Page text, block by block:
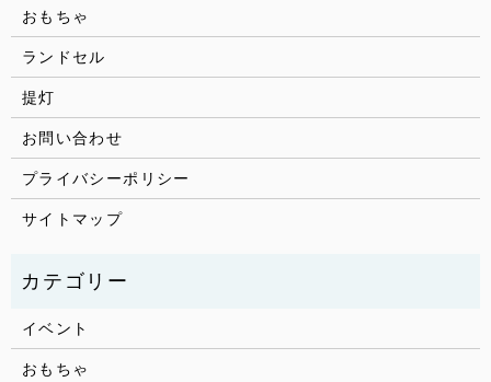
おもちゃ
ランドセル
提灯
お問い合わせ
プライバシーポリシー
サイトマップ
イベント
おもちゃ